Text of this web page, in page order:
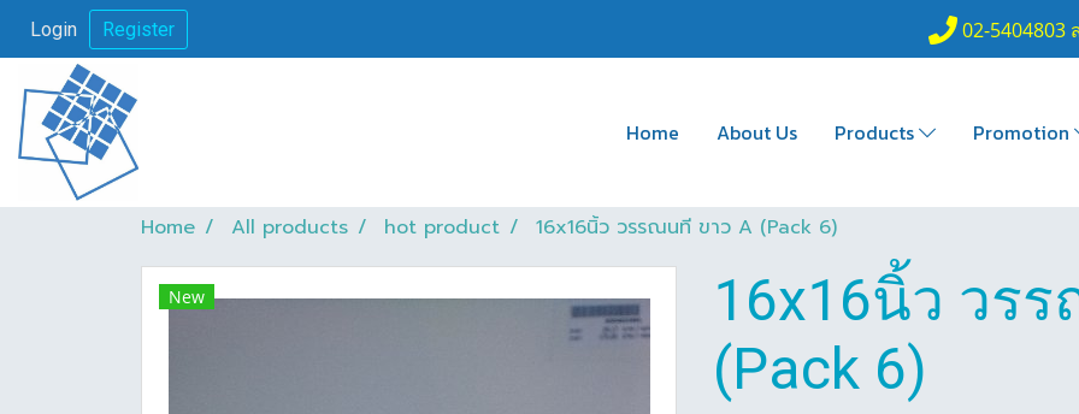
Login Register 02-5404803
Home About Us Products Promotion
Home All products hot product 16x16นิ้ว วรรณนที ขาว A (Pack 6)
New
16x16นิ้ว วร
(Pack 6)